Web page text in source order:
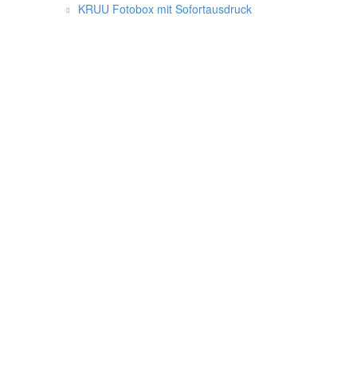
KRUU Fotobox mit Sofortausdruck